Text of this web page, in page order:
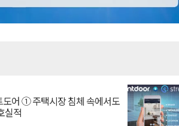
도어 ① 주택시장 침체 속에서도
실적